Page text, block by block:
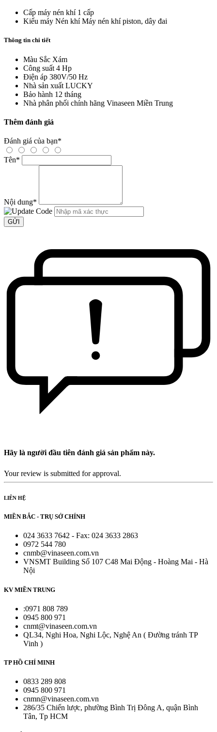
Cấp máy nén khí 1 cấp
Kiểu máy Nén khí Máy nén khí piston, dây đai
Thông tin chi tiết
Màu Sắc Xám
Công suất 4 Hp
Điện áp 380V/50 Hz
Nhà sản xuất LUCKY
Bảo hành 12 tháng
Nhà phân phối chính hãng Vinaseen Miền Trung
Thêm đánh giá
Đánh giá của bạn*
Tên*
Nội dung*
GỬI
Hãy là người đầu tiên đánh giá sản phẩm này.
Your review is submitted for approval.
LIÊN HỆ
MIỀN BẮC - TRỤ SỞ CHÍNH
024 3633 7642 - Fax: 024 3633 2863
0972 544 780
cnmb@vinaseen.com.vn
VNSMT Building Số 107 C48 Mai Động - Hoàng Mai - Hà
Nội
KV MIỀN TRUNG
:0971 808 789
0945 800 971
cnmt@vinaseen.com.vn
QL34, Nghi Hoa, Nghi Lộc, Nghệ An ( Đường tránh TP
Vinh )
TP HỒ CHÍ MINH
0833 289 808
0945 800 971
cnmn@vinaseen.com.vn
286/35 Chiến lược, phường Bình Trị Đông A, quận Bình
Tân, Tp HCM